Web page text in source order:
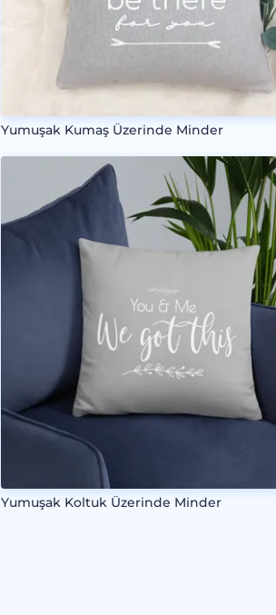
Yumuşak Kumaş Üzerinde Minder
Yumuşak Koltuk Üzerinde Minder